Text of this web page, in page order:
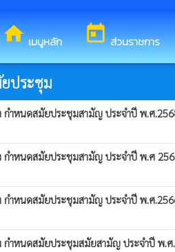
homeเมนูหลัก todayส่วนราชการ
ประชุม
ง กำหนดสมัยประชุมสามัญ ประจำปี พ.ศ
ง กำหนดสมัยประชุมสามัญ ประจำปี พ.ศ
กำหนดสมัยประชุมสามัญ ประจำปี พ.ศ
กำหนดสมัยประชุมสมัยสามัญ ประจำปี พ.